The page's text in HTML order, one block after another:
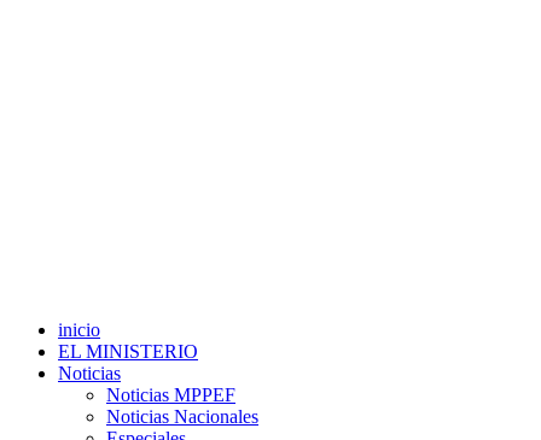
inicio
EL MINISTERIO
Noticias
Noticias MPPEF
Noticias Nacionales